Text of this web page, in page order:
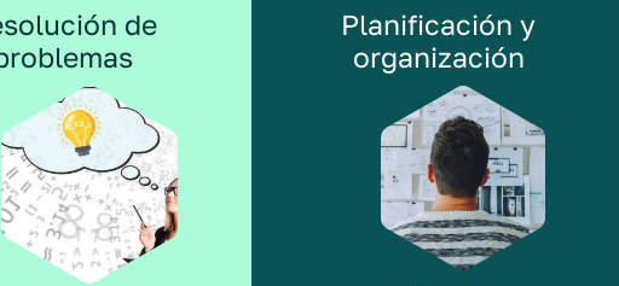
de
Planificación y
organización